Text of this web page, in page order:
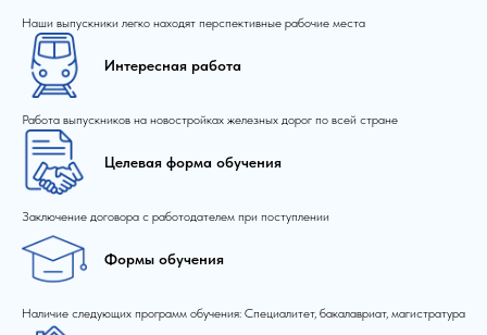
Наши выпускники легко находят перспективные рабочие места
Интересная работа
Работа выпускников на новостройках железных дорог по всей стране
Целевая форма обучения
Заключение договора с работодателем при поступлении
Формы обучения
Наличие следующих программ обучения: Специалитет, бакалавриат, магистратура